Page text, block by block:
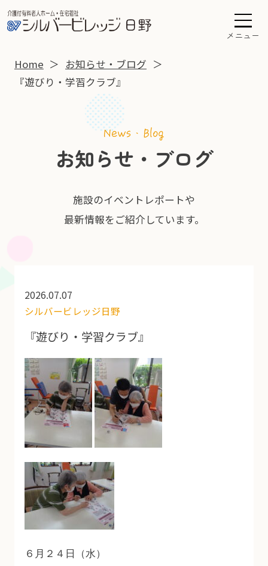
メニュー
Home
お知らせ・ブログ
『遊びり・学習クラブ』
お知らせ・ブログ
施設のイベントレポートや
最新情報をご紹介しています。
2026.07.07
シルバービレッジ日野
『遊びり・学習クラブ』
６月２４日（水）